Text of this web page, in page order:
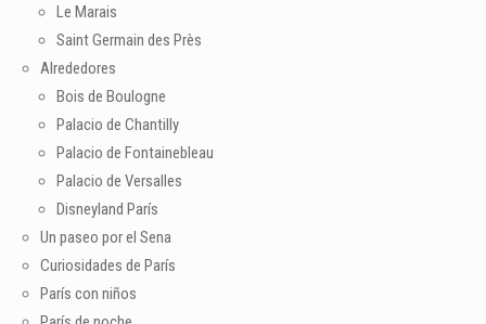
Le Marais
Saint Germain des Près
Alrededores
Bois de Boulogne
Palacio de Chantilly
Palacio de Fontainebleau
Palacio de Versalles
Disneyland París
Un paseo por el Sena
Curiosidades de París
París con niños